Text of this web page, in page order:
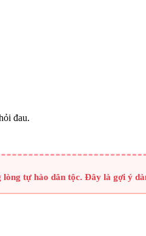
đau.
tự hào dân tộc. Đây là gợi ý